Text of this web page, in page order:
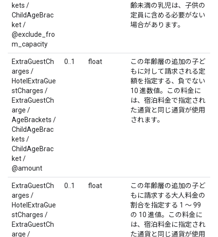
kets /
ChildAgeBrac
ket /
@exclude_fro
m_capacity
齢未満の乳児は、子供の
定員に含める必要がない
場合があります。
ExtraGuestCh
arges /
HotelExtraGue
stCharges /
ExtraGuestCh
arge /
AgeBrackets /
ChildAgeBrac
kets /
ChildAgeBrac
ket /
@amount
0..1 float
この年齢層の追加の子ど
もに対して請求される定
額を指定する、負でない
10 進数値。この料金に
は、宿泊料金で指定され
た通貨と同じ通貨が使用
されます。
ExtraGuestCh
arges /
HotelExtraGue
stCharges /
ExtraGuestCh
arge /
0..1 float
この年齢層の追加の子ど
もに請求する大人料金の
割合を指定する 1 ～ 99
の 10 進値。この料金に
は、宿泊料金に指定され
た通貨と同じ通貨が使用